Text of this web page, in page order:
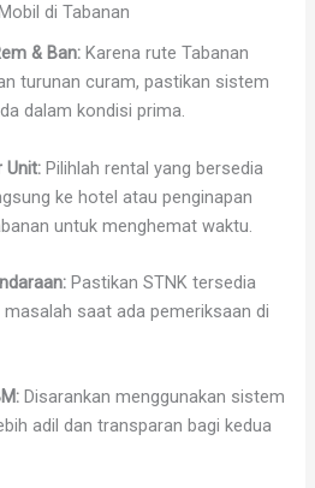
di Tabanan
& Ban: Karena rute Tabanan
turunan curam, pastikan sistem
dalam kondisi prima.
Unit: Pilihlah rental yang bersedia
ke hotel atau penginapan
untuk menghemat waktu.
Pastikan STNK tersedia
saat ada pemeriksaan di
Disarankan menggunakan sistem
adil dan transparan bagi kedua